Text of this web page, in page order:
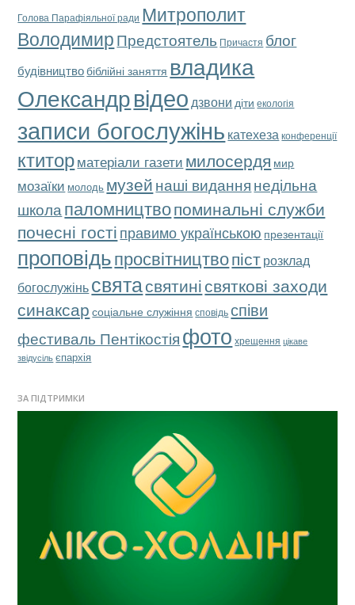
Голова Парафіяльної ради Митрополит
ВолодимирПредстоятель Причастя блог
будівництвобіблійні заняття владика
Олександрвідеодзвони діти екологія
записи богослужінь катехезаконференції
ктиторматеріали газети милосердя мир
мозаїки молодь музейнаші виданнянедільна
школапаломництвопоминальні служби
почесні гості правимо українською презентації
проповідьпросвітництвопістрозклад
богослужіньсвятасвятинісвяткові заходи
синаксар соціальне служіння сповідьспіви
фестиваль Пентікостіяфото хрещення цікаве
звідусіль єпархія
ЗА ПІДТРИМКИ